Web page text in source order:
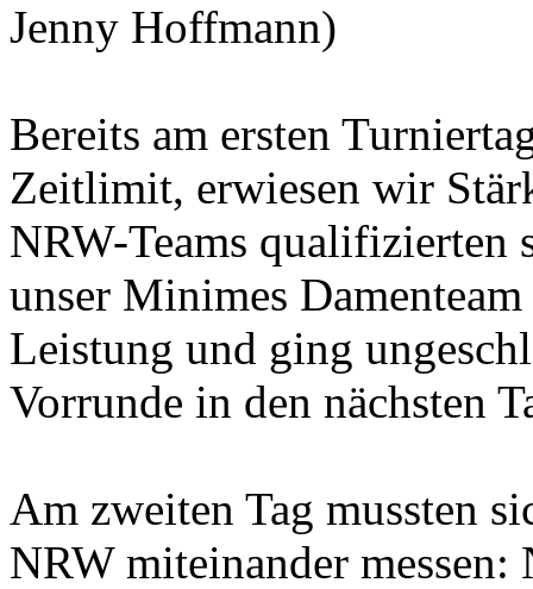
Jenny Hoffmann)
Bereits am ersten
Zeitlimit, erwiesen wir
NRW-Teams
unser Minimes
Leistung und ging
Vorrunde in den nächsten
Am zweiten Tag mussten
NRW miteinander